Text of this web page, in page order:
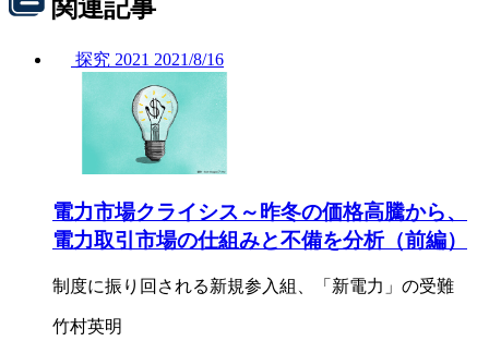
関連記事
探究 2021 2021/8/16
電力市場クライシス～昨冬の価格高騰から、
電力取引市場の仕組みと不備を分析（前編）
制度に振り回される新規参入組、「新電力」の受難
竹村英明